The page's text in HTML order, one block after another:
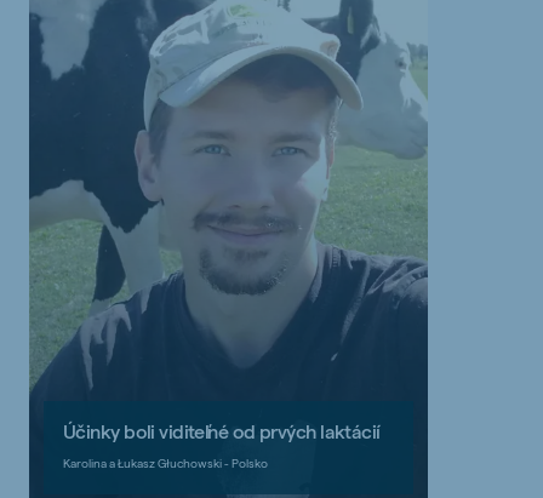
Účinky boli viditeľné od prvých laktácií
Karolina a Łukasz Głuchowski - Polsko